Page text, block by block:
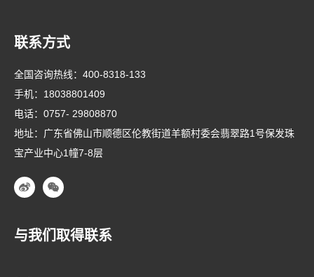
联系方式
全国咨询热线： 400-8318-133
手机： 18038801409
电话： 0757- 29808870
地址：广东省佛山市顺德区伦教街道羊额村委会翡翠路1号保发珠
宝产业中心1幢7-8层
与我们取得联系